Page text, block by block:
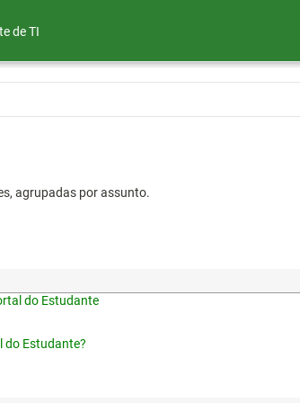
de TI
agrupadas por assunto.
do Estudante
do Estudante?